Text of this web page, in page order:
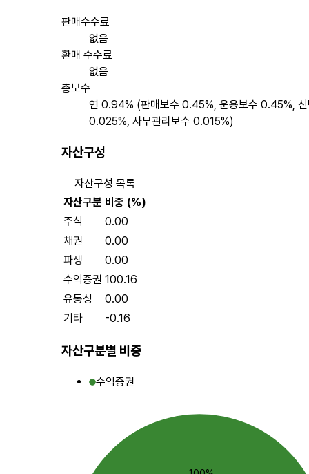
판매수수료
없음
환매 수수료
없음
총보수
연 0.94% (판매보수 0.45%, 운용보수 0.45%, 신
0.025%, 사무관리보수 0.015%)
자산구성
자산구성 목록
자산구분 비중 (%)
주식
0.00
채권
0.00
파생
0.00
수익증권 100.16
유동성
0.00
기타
-0.16
자산구분별 비중
수익증권